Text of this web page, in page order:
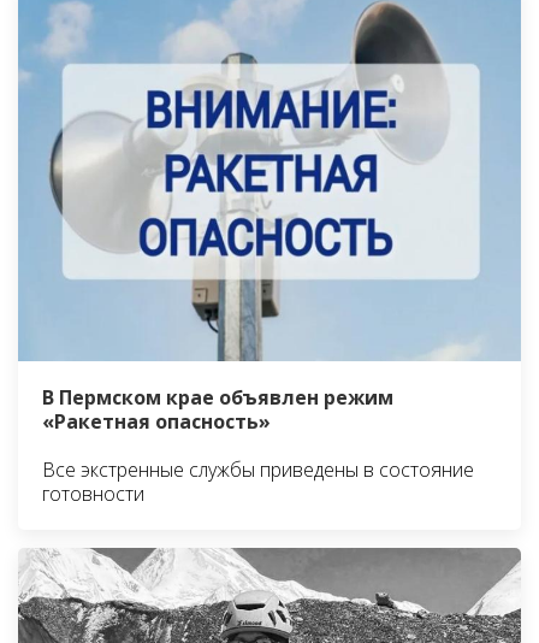
В Пермском крае объявлен режим
«Ракетная опасность»
Все экстренные службы приведены в состояние
готовности